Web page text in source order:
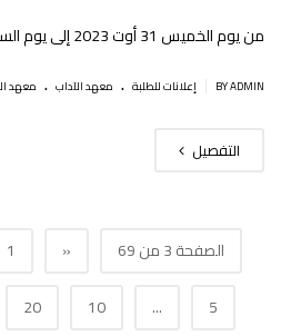
من يوم الخميس 31 أوت 2023 إلى يوم السبت 09 سبتمبر 2023
BY ADMIN إعلانات للطلبة . معهد الآداب . معهد
التفصيل
الصفحة 3 من 69 «
1
5
...
10
20